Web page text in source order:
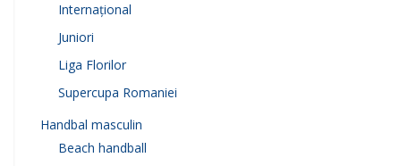
Internațional
Juniori
Liga Florilor
Supercupa Romaniei
Handbal masculin
Beach handball